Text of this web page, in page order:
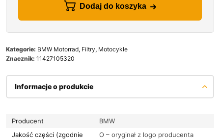
Dodaj do koszyka
Kategorie: BMW Motorrad, Filtry, Motocykle
Znacznik: 11427105320
Informacje o produkcie
Producent
BMW
Jakość części (zgodnie
O – oryginał z logo producenta